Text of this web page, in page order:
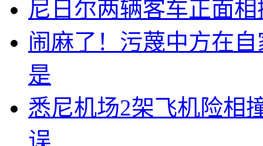
尼日尔两辆客车正面
闹麻了！污蔑中方在
是
悉尼机场2架飞机险相
误